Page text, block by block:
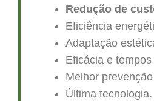
Redução de
Eficiência
Adaptação
Eficácia e
Melhor
Última tecnologia.